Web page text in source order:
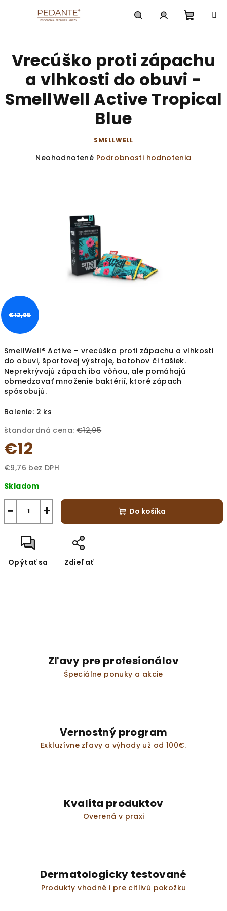
košík
SmellWell® Active – vrecúška proti zápachu a vlhkosti
do obuvi, športovej výstroje, batohov či tašiek.
Neprekrývajú zápach iba vôňou, ale pomáhajú
obmedzovať množenie baktérií, ktoré zápach
spôsobujú.
Balenie: 2 ks
štandardná cena: €12,95
€12
€9,76 bez DPH
cena:
Skladom
+
− Do košíka
Opýtať sa Zdieľať
Vrecúško proti zápachu
a vlhkosti do obuvi -
SmellWell Active Tropical
Blue
SMELLWELL
Priemerné
hviezdičiek.
Neohodnotené Podrobnosti hodnotenia
€12,95
Zľavy pre profesionálov
Špeciálne ponuky a akcie
Vernostný program
Exkluzívne zľavy a výhody už od 100€.
Kvalita produktov
Overená v praxi
Dermatologicky testované
Produkty vhodné i pre citlivú pokožku